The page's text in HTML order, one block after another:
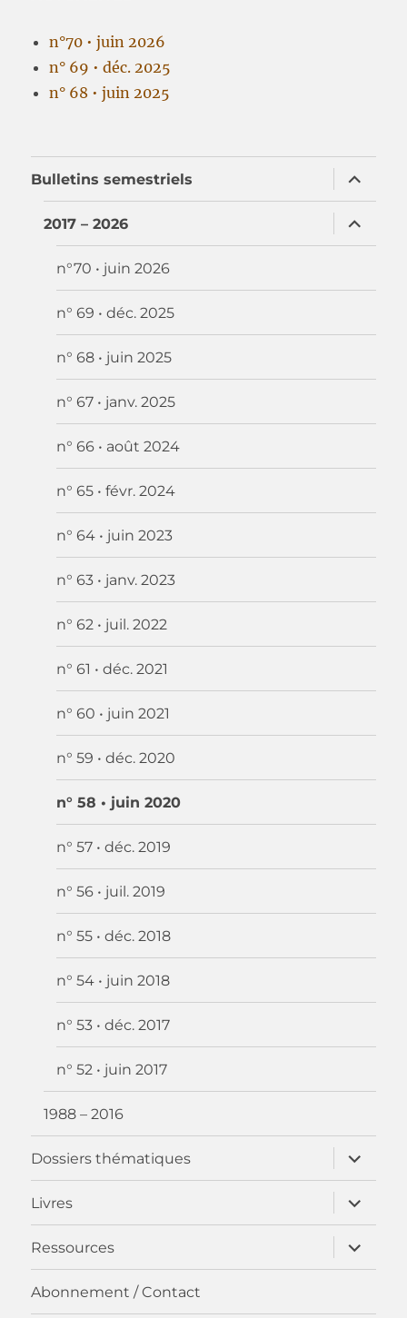
n°70 • juin 2026
n° 69 • déc. 2025
n° 68 • juin 2025
Bulletins semestriels
ouvrir
le
sous-
menu
2017 – 2026
ouvrir
le
sous-
n°70 • juin 2026
n° 69 • déc. 2025
n° 68 • juin 2025
n° 67 • janv. 2025
n° 66 • août 2024
n° 65 • févr. 2024
n° 64 • juin 2023
n° 63 • janv. 2023
n° 62 • juil. 2022
n° 61 • déc. 2021
n° 60 • juin 2021
n° 59 • déc. 2020
n° 58 • juin 2020
n° 57 • déc. 2019
n° 56 • juil. 2019
n° 55 • déc. 2018
n° 54 • juin 2018
n° 53 • déc. 2017
n° 52 • juin 2017
1988 – 2016
Dossiers thématiques
ouvrir
le
sous-
menu
Livres
ouvrir
le
sous-
menu
Ressources
ouvrir
le
sous-
Abonnement / Contact